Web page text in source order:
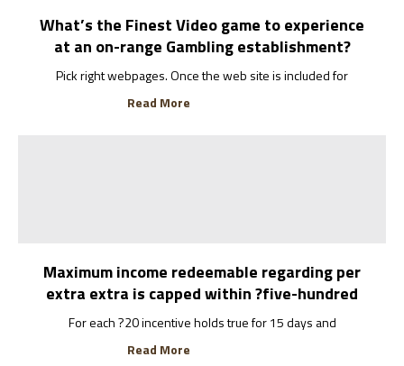
What’s the Finest Video game to experience
at an on-range Gambling establishment?
Pick right webpages. Once the web site is included for
Read More
Maximum income redeemable regarding per
extra extra is capped within ?five-hundred
For each ?20 incentive holds true for 15 days and
Read More